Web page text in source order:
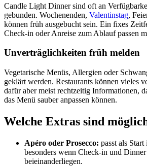
Candle Light Dinner sind oft an
gebunden. Wochenenden, Valentinstag,
können früh ausgebucht sein. Ein fixes
Check-in oder Anreise zum Ablauf passen
Unverträglichkeiten früh melden
Vegetarische Menüs, Allergien oder
geklärt werden. Restaurants können vieles
dafür aber meist rechtzeitig Informationen,
das Menü sauber anpassen können.
Welche Extras sind
Apéro oder Prosecco: passt als
besonders wenn Check-in und
beieinanderliegen.